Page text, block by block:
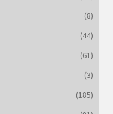
(8)
(44)
(61)
(3)
(185)